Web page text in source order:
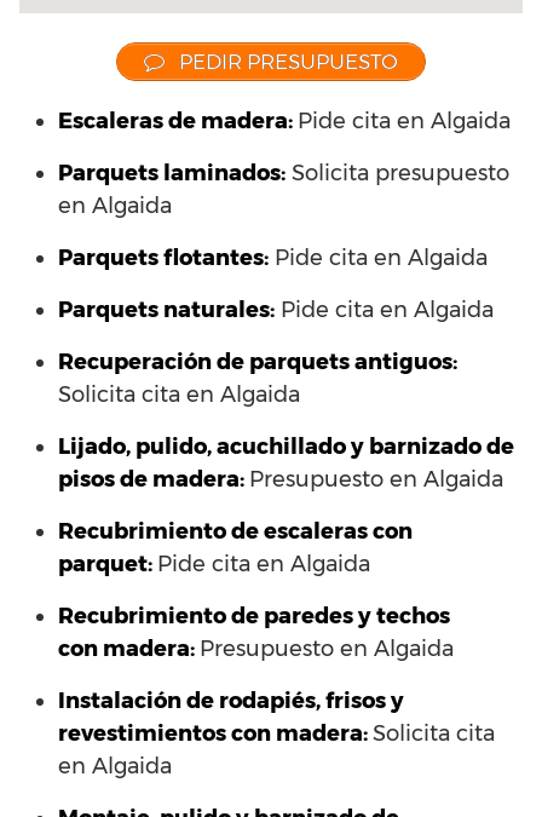
PEDIR PRESUPUESTO
Escaleras de madera: Pide cita en Algaida
Parquets laminados: Solicita presupuesto
en Algaida
Parquets flotantes: Pide cita en Algaida
Parquets naturales: Pide cita en Algaida
Recuperación de parquets antiguos:
Solicita cita en Algaida
Lijado, pulido, acuchillado y barnizado de
pisos de madera: Presupuesto en Algaida
Recubrimiento de escaleras con
parquet: Pide cita en Algaida
Recubrimiento de paredes y techos
con madera: Presupuesto en Algaida
Instalación de rodapiés, frisos y
revestimientos con madera:Solicita cita
en Algaida